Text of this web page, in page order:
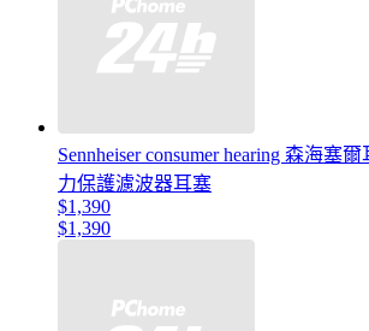
Sennheiser consumer hearing 森海塞
力保護濾波器耳塞
$1,390
$1,390